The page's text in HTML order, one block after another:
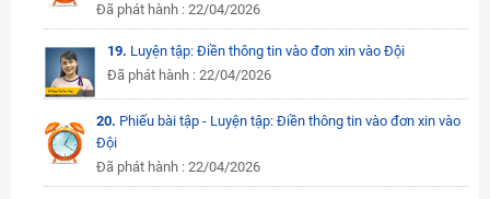
Đã phát hành : 22/04/2026
19. Luyện tập: Điền thông tin vào đơn xin vào Đội
Đã phát hành : 22/04/2026
20. Phiếu bài tập - Luyện tập: Điền thông tin vào đơn xin vào
Đội
Đã phát hành : 22/04/2026